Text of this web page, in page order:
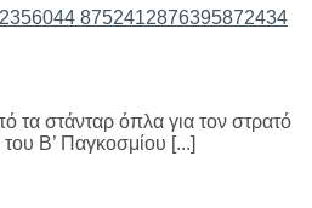
τα στάνταρ όπλα για τον στρατό
Β’ Παγκοσμίου [...]